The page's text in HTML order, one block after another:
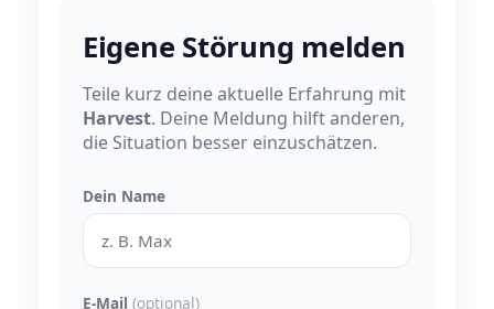
Eigene Störung melden
Teile kurz deine aktuelle Erfahrung mit
Harvest. Deine Meldung hilft anderen,
die Situation besser einzuschätzen.
Dein Name
E-Mail (optional)